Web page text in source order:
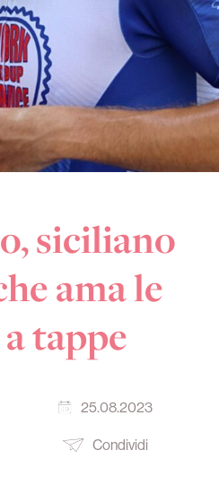
siciliano
ama le
tappe
25.08.2023
Condividi